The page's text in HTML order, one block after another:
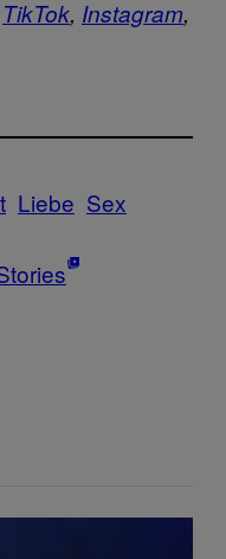
TikTok, Instagram,
Liebe Sex